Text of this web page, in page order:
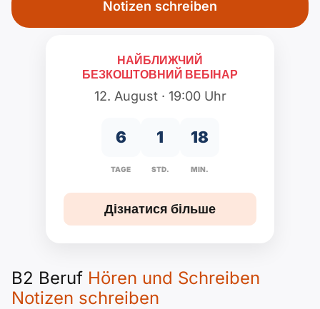
Pflege (telc)
A2 ÖIF
B1 telc
B1 Goethe
B1 Pflege (telc)
B2 Goethe
Додатково
Онлайн-курси
Школи та курси
Мотиваційні листи
Notizen schreiben
НАЙБЛИЖЧИЙ
БЕЗКОШТОВНИЙ ВЕБІНАР
12. August · 19:00 Uhr
6
TAGE
1
STD.
18
MIN.
Дізнатися більше
B2 Beruf Hören und Schreiben
Notizen schreiben